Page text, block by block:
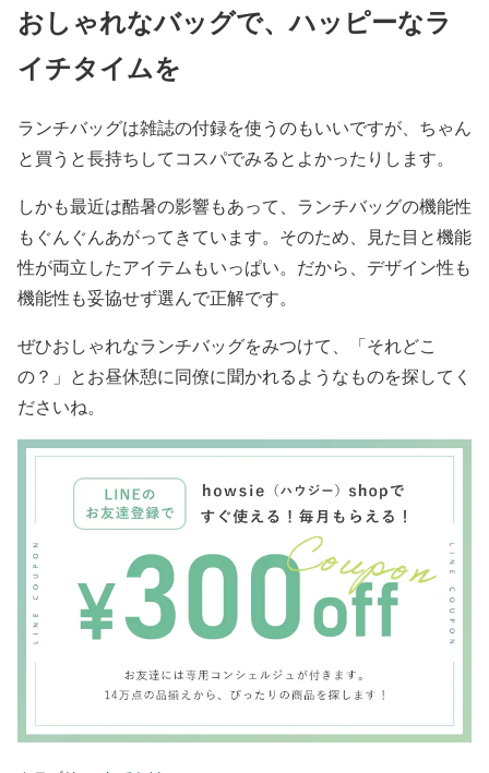
おしゃれなバッグで、ハッピーなラ
イチタイムを
ランチバッグは雑誌の付録を使うのもいいですが、ちゃん
と買うと長持ちしてコスパでみるとよかったりします。
しかも最近は酷暑の影響もあって、ランチバッグの機能性
もぐんぐんあがってきています。そのため、見た目と機能
性が両立したアイテムもいっぱい。だから、デザイン性も
機能性も妥協せず選んで正解です。
ぜひおしゃれなランチバッグをみつけて、「それどこ
の？」とお昼休憩に同僚に聞かれるようなものを探してく
ださいね。